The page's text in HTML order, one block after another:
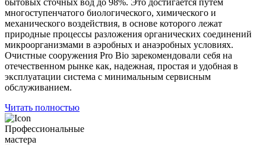
многоступенчатого биологического, химического и
механического воздействия, в основе которого лежат
природные процессы разложения органических соединений
микроорганизмами в аэробных и анаэробных условиях.
Очистные сооружения Pro Bio зарекомендовали себя на
отечественном рынке как, надежная, простая и удобная в
эксплуатации система с минимальным сервисным
обслуживанием.
Читать полностью
Профессиональные
мастера